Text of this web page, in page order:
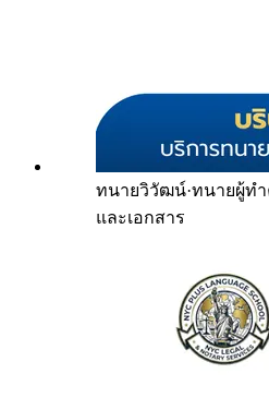
ทนายวิวัฒน์·ทนายผู้ท
และเอกสาร